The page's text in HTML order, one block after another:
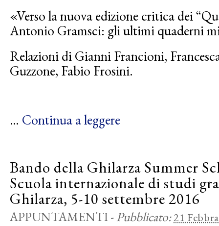
«Verso la nuova edizione critica dei
Antonio Gramsci: gli ultimi quaderni
Relazioni di Gianni Francioni,
Guzzone, Fabio Frosini.
… Continua a leggere
Bando della Ghilarza Summer
Scuola internazionale di studi
Ghilarza, 5-10 settembre 2016
APPUNTAMENTI-Pubblicato:21